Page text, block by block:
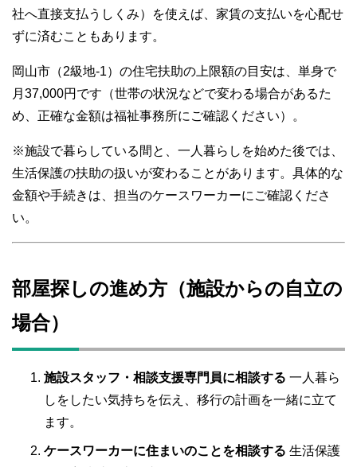
社へ直接支払うしくみ）を使えば、家賃の支払いを心配せ
ずに済むこともあります。
岡山市（2級地-1）の住宅扶助の上限額の目安は、単身で
月37,000円です（世帯の状況などで変わる場合があるた
め、正確な金額は福祉事務所にご確認ください）。
※施設で暮らしている間と、一人暮らしを始めた後では、
生活保護の扶助の扱いが変わることがあります。具体的な
金額や手続きは、担当のケースワーカーにご確認くださ
い。
部屋探しの進め方（施設からの自立の
場合）
施設スタッフ・相談支援専門員に相談する 一人暮ら
しをしたい気持ちを伝え、移行の計画を一緒に立て
ます。
ケースワーカーに住まいのことを相談する 生活保護